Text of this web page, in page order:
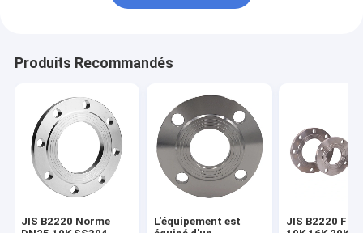
Produits Recommandés
JIS B2220 Norme
L'équipement est
JIS B2220